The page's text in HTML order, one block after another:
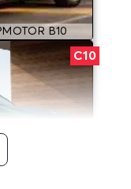
B10
C10